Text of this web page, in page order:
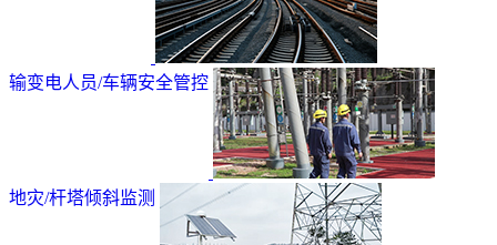
输变电人员/车辆安全管控
地灾/杆塔倾斜监测